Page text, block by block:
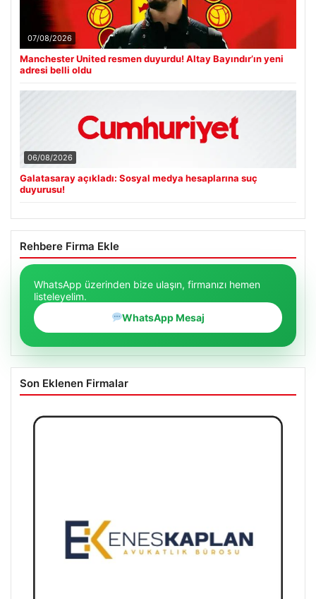
07/08/2026
Manchester United resmen duyurdu! Altay Bayındır’ın yeni
adresi belli oldu
06/08/2026
Galatasaray açıkladı: Sosyal medya hesaplarına suç
duyurusu!
Rehbere Firma Ekle
WhatsApp üzerinden bize ulaşın, firmanızı hemen
listeleyelim.
WhatsApp Mesaj
Son Eklenen Firmalar